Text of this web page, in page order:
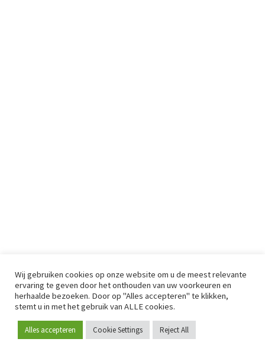
Word lid
Wij gebruiken cookies op onze website om u de meest relevante
ervaring te geven door het onthouden van uw voorkeuren en
herhaalde bezoeken. Door op "Alles accepteren" te klikken,
stemt u in met het gebruik van ALLE cookies.
Alles accepteren Cookie Settings Reject All